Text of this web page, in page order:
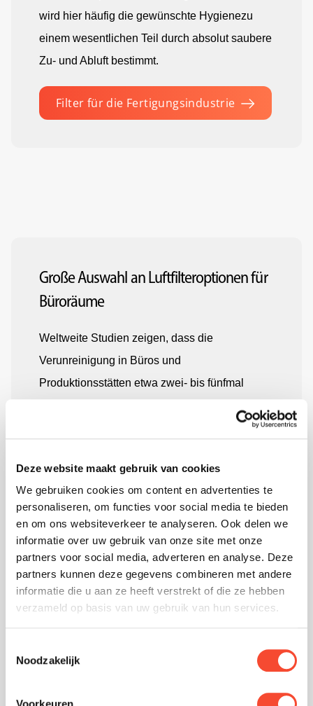
Deze website maakt gebruik van cookies
We gebruiken cookies om content en advertenties te
personaliseren, om functies voor social media te bieden
en om ons websiteverkeer te analyseren. Ook delen we
informatie over uw gebruik van onze site met onze
partners voor social media, adverteren en analyse. Deze
partners kunnen deze gegevens combineren met andere
informatie die u aan ze heeft verstrekt of die ze hebben
verzameld op basis van uw gebruik van hun services.
Noodzakelijk
Voorkeuren
wird hier häufig die gewünschte Hygienezu
einem wesentlichen Teil durch absolut saubere
Zu- und Abluft bestimmt.
Filter für die Fertigungsindustrie
Große Auswahl an Luftfilteroptionen für
Büroräume
Weltweite Studien zeigen, dass die
Verunreinigung in Büros und
Produktionsstätten etwa zwei- bis fünfmal
Mitarbeiter dauerhaft einem erhöhten Risiko für
Unannehmlichkeiten ausgesetzt sind.
All die vorbeugenden Maßnahmen, die Sie
ergreifen, um diese Risiken zu minimieren,
kosten natürlich Geld. Aber was kosten kranke
Mitarbeiter? Ausgangspunkt ist ein sauberes,
frisches und gesundes Arbeitsumfeld, das die